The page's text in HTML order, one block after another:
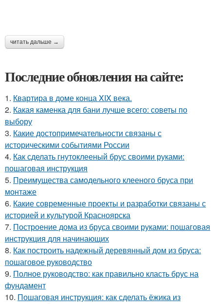
читать дальше →
Последние обновления на сайте:
1. Квартира в доме конца XIX века.
2. Какая каменка для бани лучше всего: советы по
выбору
3. Какие достопримечательности связаны с
историческими событиями России
4. Как сделать гнутоклееный брус своими руками:
пошаговая инструкция
5. Преимущества самодельного клееного бруса при
монтаже
6. Какие современные проекты и разработки связаны с
историей и культурой Красноярска
7. Построение дома из бруса своими руками: пошаговая
инструкция для начинающих
8. Как построить надежный деревянный дом из бруса:
пошаговое руководство
9. Полное руководство: как правильно класть брус на
фундамент
10. Пошаговая инструкция: как сделать ёжика из